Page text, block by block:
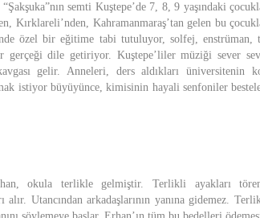
semti Kuştepe’de 7, 8, 9 yaşındaki
Kırklareli’nden, Kahramanmaraş’tan gelen bu
özel bir eğitime tabi tutuluyor, solfej, enstrüman,
gerçeği dile getiriyor. Kuştepe’liler müziği sever
gelir. Anneleri, ders aldıkları üniversitenin
istiyor büyüyünce, kimisinin hayali senfoniler
okula terlikle gelmiştir. Terlikli ayakları tören
alır. Utancından arkadaşlarının yanına gidemez.